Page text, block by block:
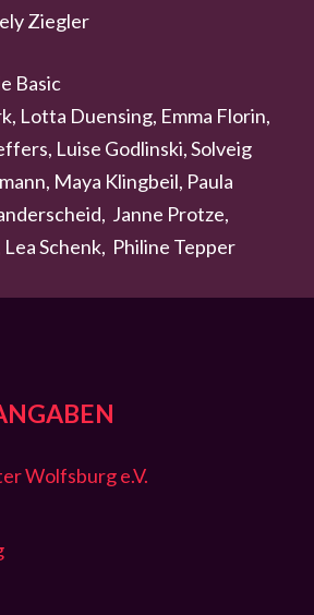
Ziegler
Basic
Lotta Duensing, Emma Florin,
Luise Godlinski, Solveig
Maya Klingbeil, Paula
Janne Protze,
Schenk, Philine Tepper
Wolfsburg e.V.